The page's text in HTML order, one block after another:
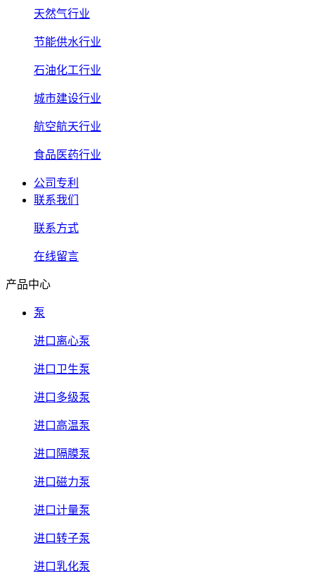
天然气行业
节能供水行业
石油化工行业
城市建设行业
航空航天行业
食品医药行业
公司专利
联系我们
联系方式
在线留言
产品中心
泵
进口离心泵
进口卫生泵
进口多级泵
进口高温泵
进口隔膜泵
进口磁力泵
进口计量泵
进口转子泵
进口乳化泵